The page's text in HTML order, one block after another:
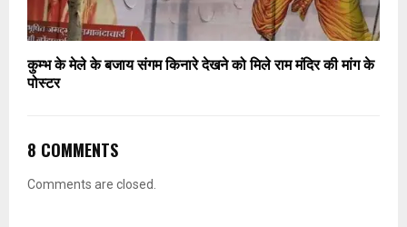
कुम्भ के मेले के बजाय संगम किनारे देखने को मिले राम मंदिर की मांग के
पोस्टर
8 COMMENTS
Comments are closed.